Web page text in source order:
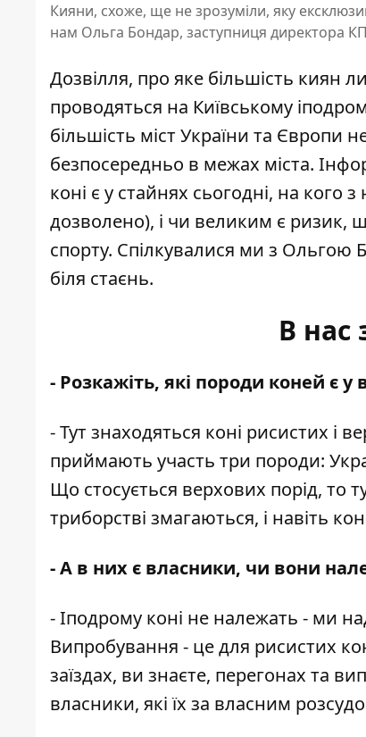
Кияни, схоже, ще не зрозуміли, яку
нам Ольга Бондар, заступниця директора
Дозвілля, про яке більшість киян
проводяться на Київському
більшість міст України та Європи
безпосередньо в межах міста.
коні є у стайнях сьогодні, на кого
дозволено), і чи великим є ризик,
спорту. Спілкувалися ми з Ольгою
біля стаєнь.
В нас
- Розкажіть, які породи коней є
- Тут знаходяться коні рисистих і
приймають участь три породи:
Що стосується верхових порід, то
триборстві змагаються, і навіть
- А в них є власники, чи вони
- Іподрому коні не належать - ми
Випробування - це для рисистих
заїздах, ви знаєте, перегонах та
власники, які їх за власним